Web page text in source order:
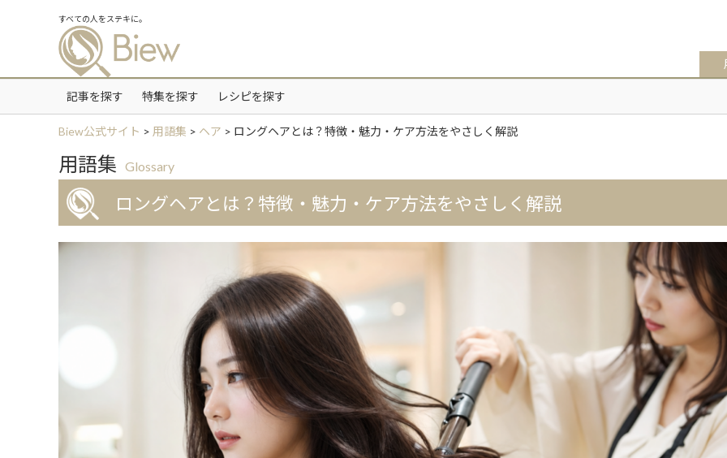
すべての人をステキに。
記事を探す 特集を探す レシピを探す
Biew公式サイト > 用語集 > ヘア > ロングヘアとは？特徴・魅力・ケア方法をやさしく解説
用語集 Glossary
ロングヘアとは？特徴・魅力・ケア方法をやさしく解説